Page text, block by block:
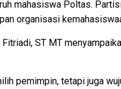
mahasiswa Poltas.
organisasi
ST MT
pemimpin, tetapi juga